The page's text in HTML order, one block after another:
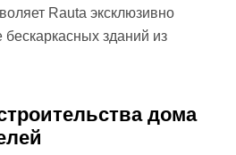
Rauta эксклюзивно
бескаркасных зданий из
дома